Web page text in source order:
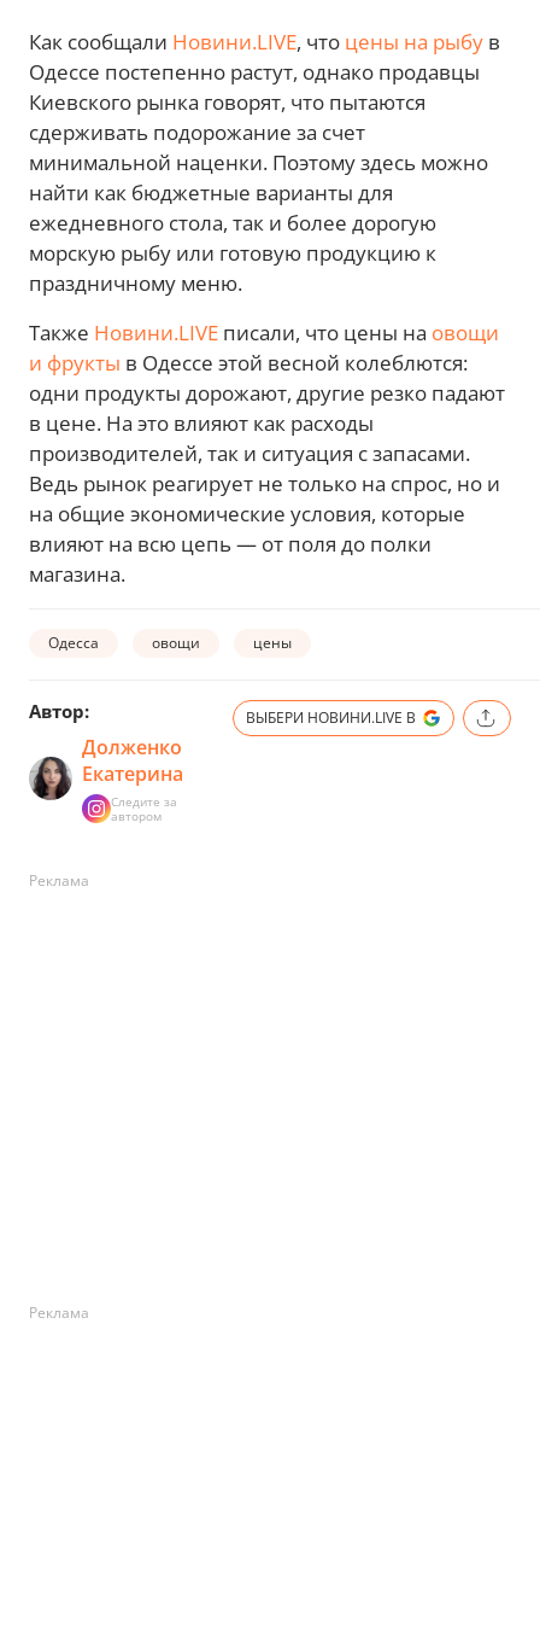
Как сообщали Новини.LIVE, что цены на рыбу в
Одессе постепенно растут, однако продавцы
Киевского рынка говорят, что пытаются
сдерживать подорожание за счет
минимальной наценки. Поэтому здесь можно
найти как бюджетные варианты для
ежедневного стола, так и более дорогую
морскую рыбу или готовую продукцию к
праздничному меню.
Также Новини.LIVE писали, что цены на овощи
и фрукты в Одессе этой весной колеблются:
одни продукты дорожают, другие резко падают
в цене. На это влияют как расходы
производителей, так и ситуация с запасами.
Ведь рынок реагирует не только на спрос, но и
на общие экономические условия, которые
влияют на всю цепь — от поля до полки
магазина.
Одесса овощи цены
Автор:
Долженко
Екатерина
Следите за
автором
ВЫБЕРИ НОВИНИ.LIVE В
Реклама
Реклама